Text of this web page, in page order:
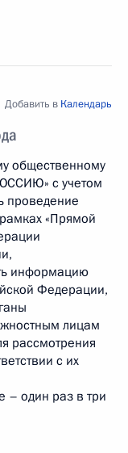
Добавить в Календарь
общественному
с учетом
проведение
«Прямой
информацию
Федерации,
лицам
рассмотрения
с их
– один раз в три